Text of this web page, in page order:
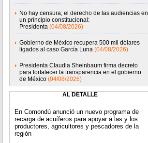
No hay censura; el derecho de las audiencias en
un principio constitucional:
Presidenta (04/08/2026)
Gobierno de México recupera 500 mil dólares
ligados al caso García Luna (04/08/2026)
Presidenta Claudia Sheinbaum firma decreto
para fortalecer la transparencia en el gobierno
de México (04/08/2026)
AL DETALLE
En Comondú anunció un nuevo programa de
recarga de acuíferos para apoyar a las y los
productores, agricultores y pescadores de la
región